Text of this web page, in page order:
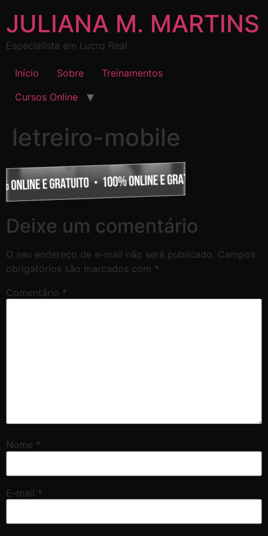
JULIANA M. MARTINS
Especialista em Lucro Real
Início Sobre
Treinamentos
Cursos Online
letreiro-mobile
Deixe um comentário
O seu endereço de e-mail não será publicado. Campos
obrigatórios são marcados com *
Comentário *
Nome *
E-mail *